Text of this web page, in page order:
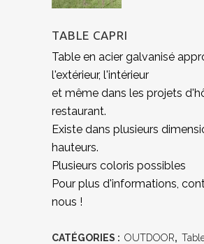
TABLE CAPRI
Table en acier galvanisé
l'extérieur, l'intérieur
et même dans les projets
restaurant.
Existe dans plusieurs
hauteurs.
Plusieurs coloris possibles
Pour plus d'informations,
nous !
CATÉGORIES : OUTDOOR,